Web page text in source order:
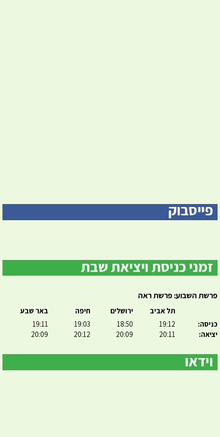
פרשת השבוע: פרשת ראה
כניסה:
יציאה:
תל אביב
19:12
20:11
ירושלים
18:50
20:09
חיפה
19:03
20:12
באר שבע
19:11
20:09